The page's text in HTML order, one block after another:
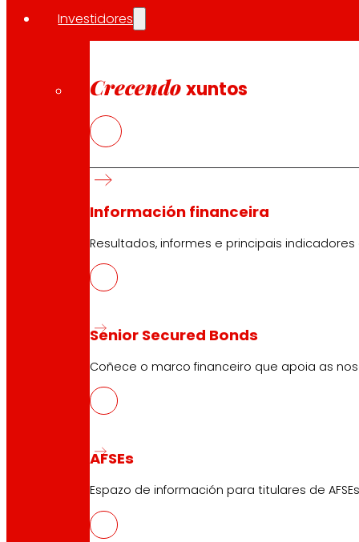
Investidores
Crecendo xuntos
Información financeira
Resultados, informes e principais
Senior Secured Bonds
Coñece o marco financeiro que apoia as
AFSEs
Espazo de información para titulares de
franquiciada.